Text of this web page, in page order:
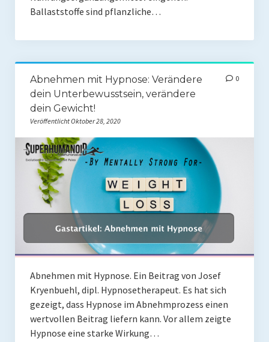
Ballaststoffe sind pflanzliche…
Abnehmen mit Hypnose: Verändere
dein Unterbewusstsein, verändere
dein Gewicht!
Veröffentlicht Oktober 28, 2020
0
Abnehmen mit Hypnose. Ein Beitrag von Josef
Kryenbuehl, dipl. Hypnosetherapeut. Es hat sich
gezeigt, dass Hypnose im Abnehmprozess einen
wertvollen Beitrag liefern kann. Vor allem zeigte
Hypnose eine starke Wirkung…